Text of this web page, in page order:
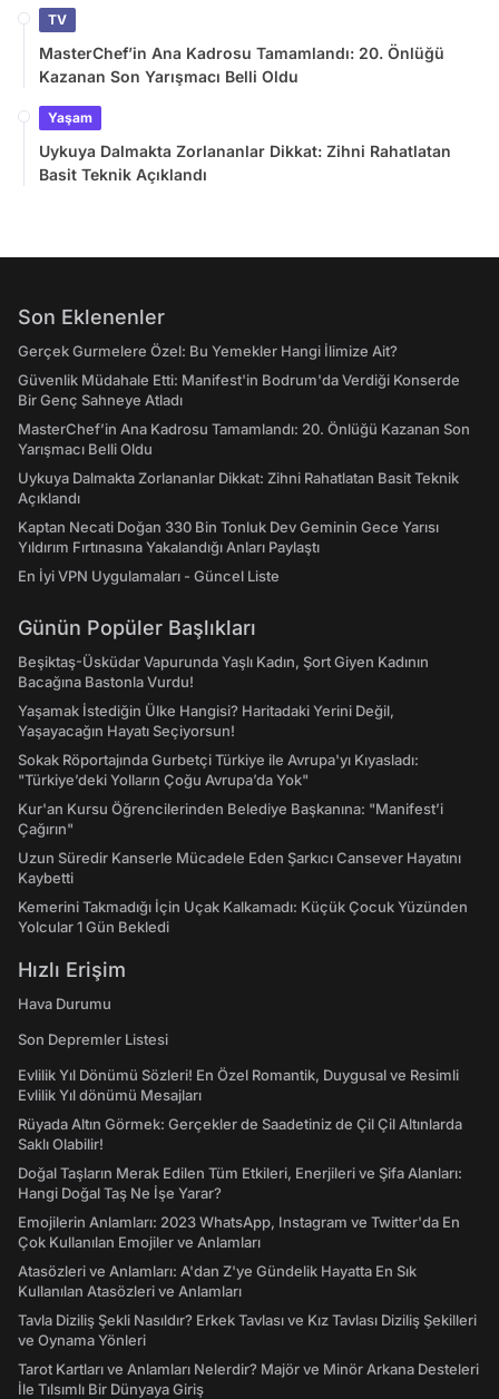
TV
MasterChef’in Ana Kadrosu Tamamlandı: 20. Önlüğü
Kazanan Son Yarışmacı Belli Oldu
Yaşam
Uykuya Dalmakta Zorlananlar Dikkat: Zihni Rahatlatan
Basit Teknik Açıklandı
Son Eklenenler
Gerçek Gurmelere Özel: Bu Yemekler Hangi İlimize Ait?
Güvenlik Müdahale Etti: Manifest'in Bodrum'da Verdiği Konserde
Bir Genç Sahneye Atladı
MasterChef’in Ana Kadrosu Tamamlandı: 20. Önlüğü Kazanan Son
Yarışmacı Belli Oldu
Uykuya Dalmakta Zorlananlar Dikkat: Zihni Rahatlatan Basit Teknik
Açıklandı
Kaptan Necati Doğan 330 Bin Tonluk Dev Geminin Gece Yarısı
Yıldırım Fırtınasına Yakalandığı Anları Paylaştı
En İyi VPN Uygulamaları - Güncel Liste
Günün Popüler Başlıkları
Beşiktaş-Üsküdar Vapurunda Yaşlı Kadın, Şort Giyen Kadının
Bacağına Bastonla Vurdu!
Yaşamak İstediğin Ülke Hangisi? Haritadaki Yerini Değil,
Yaşayacağın Hayatı Seçiyorsun!
Sokak Röportajında Gurbetçi Türkiye ile Avrupa'yı Kıyasladı:
"Türkiye’deki Yolların Çoğu Avrupa’da Yok"
Kur'an Kursu Öğrencilerinden Belediye Başkanına: "Manifest’i
Çağırın"
Uzun Süredir Kanserle Mücadele Eden Şarkıcı Cansever Hayatını
Kaybetti
Kemerini Takmadığı İçin Uçak Kalkamadı: Küçük Çocuk Yüzünden
Yolcular 1 Gün Bekledi
Hızlı Erişim
Hava Durumu
Son Depremler Listesi
Evlilik Yıl Dönümü Sözleri! En Özel Romantik, Duygusal ve Resimli
Evlilik Yıl dönümü Mesajları
Rüyada Altın Görmek: Gerçekler de Saadetiniz de Çil Çil Altınlarda
Saklı Olabilir!
Doğal Taşların Merak Edilen Tüm Etkileri, Enerjileri ve Şifa Alanları:
Hangi Doğal Taş Ne İşe Yarar?
Emojilerin Anlamları: 2023 WhatsApp, Instagram ve Twitter'da En
Çok Kullanılan Emojiler ve Anlamları
Atasözleri ve Anlamları: A'dan Z'ye Gündelik Hayatta En Sık
Kullanılan Atasözleri ve Anlamları
Tavla Diziliş Şekli Nasıldır? Erkek Tavlası ve Kız Tavlası Diziliş Şekilleri
ve Oynama Yönleri
Tarot Kartları ve Anlamları Nelerdir? Majör ve Minör Arkana Desteleri
İle Tılsımlı Bir Dünyaya Giriş